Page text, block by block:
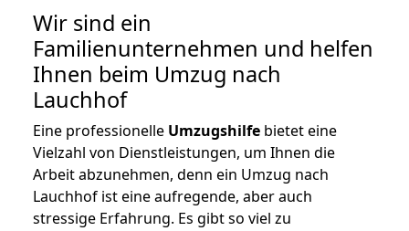
Wir sind ein
Familienunternehmen und helfen
Ihnen beim Umzug nach
Lauchhof
Eine professionelle Umzugshilfe bietet eine
Vielzahl von Dienstleistungen, um Ihnen die
Arbeit abzunehmen, denn ein Umzug nach
Lauchhof ist eine aufregende, aber auch
stressige Erfahrung. Es gibt so viel zu